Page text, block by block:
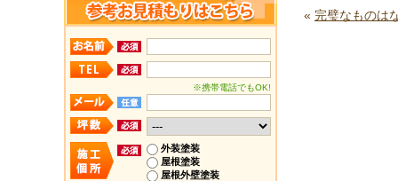
« 完璧なものは
※携帯電話でもOK!
外装塗装
屋根塗装
屋根外壁塗装